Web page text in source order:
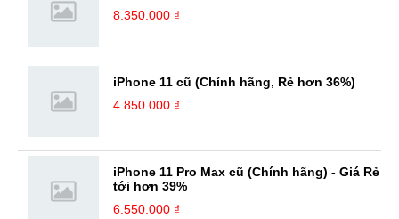
8.350.000 ₫
iPhone 11 cũ (Chính hãng, Rẻ hơn 36%)
4.850.000 ₫
iPhone 11 Pro Max cũ (Chính hãng) - Giá Rẻ
tới hơn 39%
6.550.000 ₫